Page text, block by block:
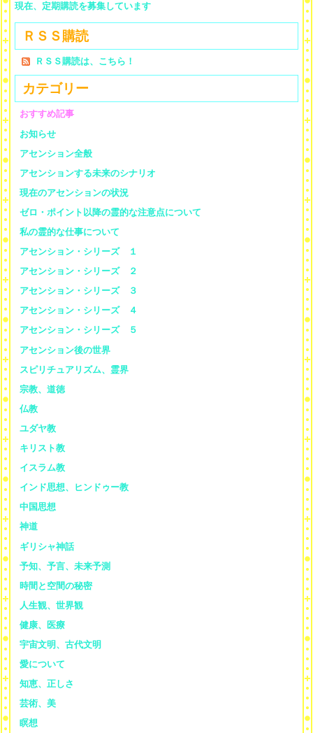
現在、定期購読を募集しています
ＲＳＳ購読
ＲＳＳ購読は、こちら！
カテゴリー
おすすめ記事
お知らせ
アセンション全般
アセンションする未来のシナリオ
現在のアセンションの状況
ゼロ・ポイント以降の霊的な注意点について
私の霊的な仕事について
アセンション・シリーズ １
アセンション・シリーズ ２
アセンション・シリーズ ３
アセンション・シリーズ ４
アセンション・シリーズ ５
アセンション後の世界
スピリチュアリズム、霊界
宗教、道徳
仏教
ユダヤ教
キリスト教
イスラム教
インド思想、ヒンドゥー教
中国思想
神道
ギリシャ神話
予知、予言、未来予測
時間と空間の秘密
人生観、世界観
健康、医療
宇宙文明、古代文明
愛について
知恵、正しさ
芸術、美
瞑想